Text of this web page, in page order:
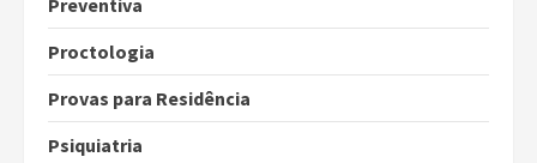
Preventiva
Proctologia
Provas para Residência
Psiquiatria